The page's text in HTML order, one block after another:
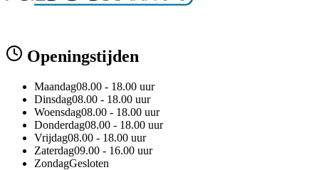
Openingstijden
Maandag08.00 - 18.00 uur
Dinsdag08.00 - 18.00 uur
Woensdag08.00 - 18.00 uur
Donderdag08.00 - 18.00 uur
Vrijdag08.00 - 18.00 uur
Zaterdag09.00 - 16.00 uur
ZondagGesloten